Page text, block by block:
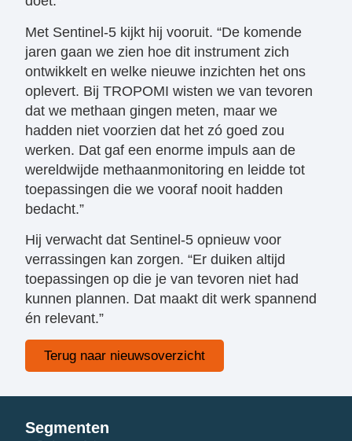
Met Sentinel-5 kijkt hij vooruit. “De komende
jaren gaan we zien hoe dit instrument zich
ontwikkelt en welke nieuwe inzichten het ons
oplevert. Bij TROPOMI wisten we van tevoren
dat we methaan gingen meten, maar we
hadden niet voorzien dat het zó goed zou
werken. Dat gaf een enorme impuls aan de
wereldwijde methaanmonitoring en leidde tot
toepassingen die we vooraf nooit hadden
bedacht.”
Hij verwacht dat Sentinel-5 opnieuw voor
verrassingen kan zorgen. “Er duiken altijd
toepassingen op die je van tevoren niet had
kunnen plannen. Dat maakt dit werk spannend
én relevant.”
Terug naar nieuwsoverzicht
Segmenten